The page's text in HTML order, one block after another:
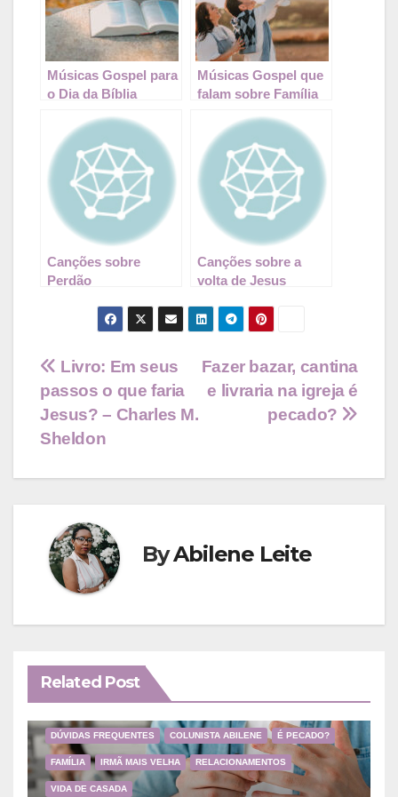
Músicas Gospel para
o Dia da Bíblia
Músicas Gospel que
falam sobre Família
Canções sobre
Perdão
Canções sobre a
volta de Jesus
Navegação
de
Post
Fazer bazar, cantina
e livraria na igreja é
pecado?
Livro: Em seus
passos o que faria
Jesus? – Charles M.
Sheldon
ByAbilene Leite
Related Post
DÚVIDAS FREQUENTES COLUNISTA ABILENE É PECADO?
FAMÍLIA IRMÃ MAIS VELHA RELACIONAMENTOS
VIDA DE CASADA